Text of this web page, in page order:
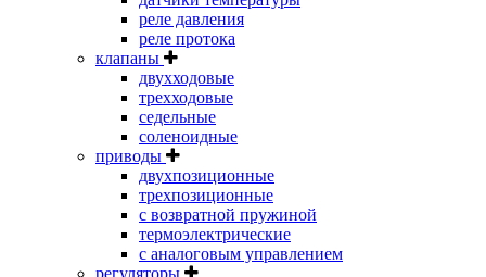
реле давления
реле протока
клапаны
двухходовые
трехходовые
седельные
соленоидные
приводы
двухпозиционные
трехпозиционные
с возвратной пружиной
термоэлектрические
с аналоговым управлением
регуляторы